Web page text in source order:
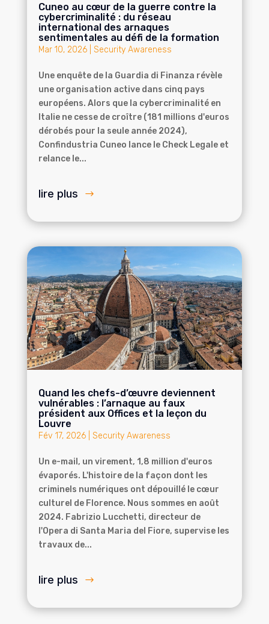
Cuneo au cœur de la guerre contre la
cybercriminalité : du réseau
international des arnaques
sentimentales au défi de la formation
Mar 10, 2026| Security Awareness
Une enquête de la Guardia di Finanza révèle
une organisation active dans cinq pays
européens. Alors que la cybercriminalité en
Italie ne cesse de croître (181 millions d'euros
dérobés pour la seule année 2024),
Confindustria Cuneo lance le Check Legale et
relance le...
lire plus
Quand les chefs-d’œuvre deviennent
vulnérables : l’arnaque au faux
président aux Offices et la leçon du
Louvre
Fév 17, 2026| Security Awareness
Un e-mail, un virement, 1,8 million d'euros
évaporés. L'histoire de la façon dont les
criminels numériques ont dépouillé le cœur
culturel de Florence. Nous sommes en août
2024. Fabrizio Lucchetti, directeur de
l'Opera di Santa Maria del Fiore, supervise les
travaux de...
lire plus